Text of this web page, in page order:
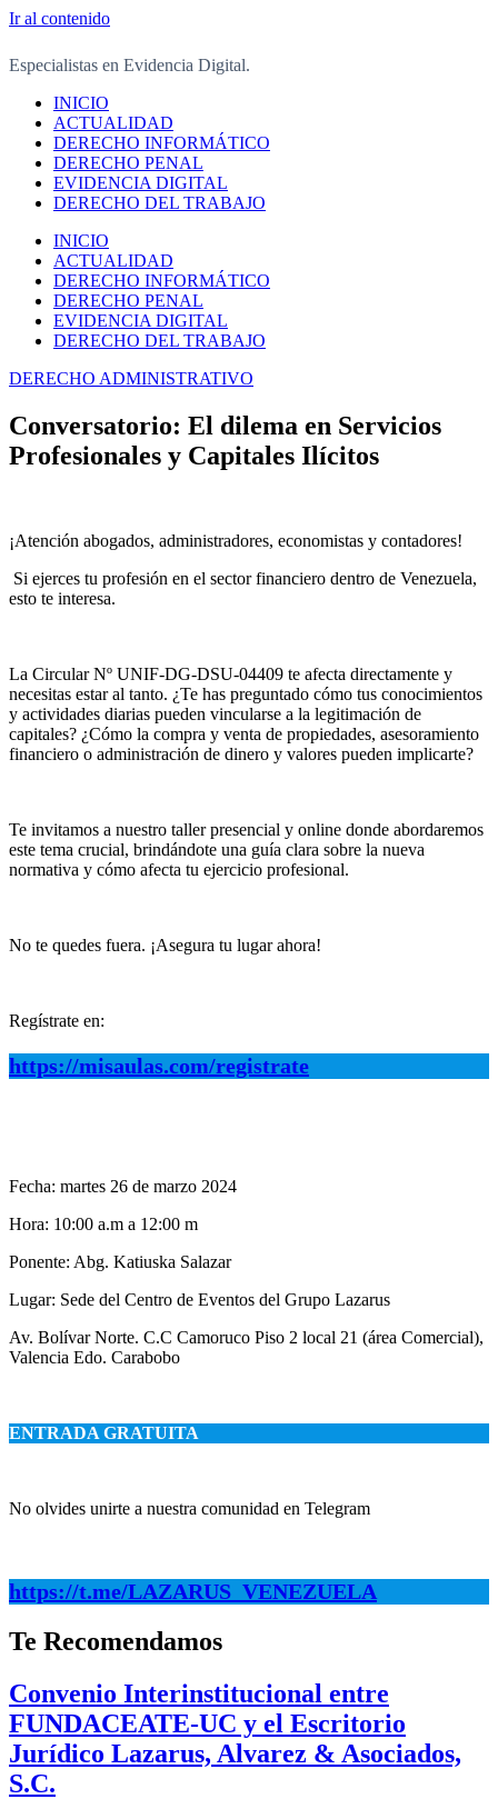
Ir al contenido
Especialistas en Evidencia Digital.
INICIO
ACTUALIDAD
DERECHO INFORMÁTICO
DERECHO PENAL
EVIDENCIA DIGITAL
DERECHO DEL TRABAJO
INICIO
ACTUALIDAD
DERECHO INFORMÁTICO
DERECHO PENAL
EVIDENCIA DIGITAL
DERECHO DEL TRABAJO
DERECHO ADMINISTRATIVO
Conversatorio: El dilema en Servicios
Profesionales y Capitales Ilícitos
¡Atención abogados, administradores, economistas y contadores!
Si ejerces tu profesión en el sector financiero dentro de Venezuela,
esto te interesa.
La Circular Nº UNIF-DG-DSU-04409 te afecta directamente y
necesitas estar al tanto. ¿Te has preguntado cómo tus conocimientos
y actividades diarias pueden vincularse a la legitimación de
capitales? ¿Cómo la compra y venta de propiedades, asesoramiento
financiero o administración de dinero y valores pueden implicarte?
Te invitamos a nuestro taller presencial y online donde abordaremos
este tema crucial, brindándote una guía clara sobre la nueva
normativa y cómo afecta tu ejercicio profesional.
No te quedes fuera. ¡Asegura tu lugar ahora!
Regístrate en:
https://misaulas.com/registrate
Fecha: martes 26 de marzo 2024
Hora: 10:00 a.m a 12:00 m
Ponente: Abg. Katiuska Salazar
Lugar: Sede del Centro de Eventos del Grupo Lazarus
Av. Bolívar Norte. C.C Camoruco Piso 2 local 21 (área Comercial),
Valencia Edo. Carabobo
ENTRADA GRATUITA
No olvides unirte a nuestra comunidad en Telegram
https://t.me/LAZARUS_VENEZUELA
Te Recomendamos
Convenio Interinstitucional entre
FUNDACEATE-UC y el Escritorio
Jurídico Lazarus, Alvarez & Asociados,
S.C.